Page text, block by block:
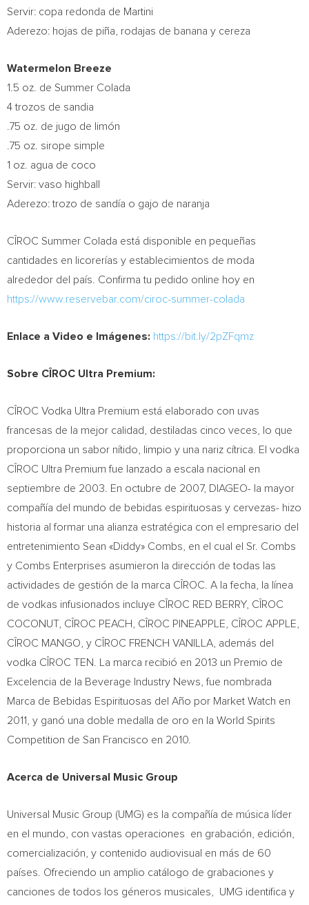
Servir: copa redonda de Martini
Aderezo: hojas de piña, rodajas de banana y cereza
Watermelon Breeze
1.5 oz. de Summer Colada
4 trozos de sandia
.75 oz. de jugo de limón
.75 oz. sirope simple
1 oz. agua de coco
Servir: vaso highball
Aderezo: trozo de sandía o gajo de naranja
CÎROC Summer Colada está disponible en pequeñas
cantidades en licorerías y establecimientos de moda
alrededor del país. Confirma tu pedido online hoy en
https://www.reservebar.com/ciroc-summer-colada
Enlace a Video e Imágenes: https://bit.ly/2pZFqmz
Sobre C ROC Ultra Premium:
CÎROC Vodka Ultra Premium está elaborado con uvas
francesas de la mejor calidad, destiladas cinco veces, lo que
proporciona un sabor nítido, limpio y una nariz cítrica. El vodka
CÎROC Ultra Premium fue lanzado a escala nacional en
septiembre de 2003. En octubre de 2007, DIAGEO- la mayor
compañía del mundo de bebidas espirituosas y cervezas- hizo
historia al formar una alianza estratégica con el empresario del
entretenimiento Sean «Diddy» Combs, en el cual el Sr. Combs
y Combs Enterprises asumieron la dirección de todas las
actividades de gestión de la marca CÎROC. A la fecha, la línea
de vodkas infusionados incluye CÎROC RED BERRY, CÎROC
COCONUT, CÎROC PEACH, CÎROC PINEAPPLE, CÎROC APPLE,
CÎROC MANGO, y CÎROC FRENCH VANILLA, además del
vodka CÎROC TEN. La marca recibió en 2013 un Premio de
Excelencia de la Beverage Industry News, fue nombrada
Marca de Bebidas Espirituosas del Año por Market Watch en
2011, y ganó una doble medalla de oro en la World Spirits
Competition de San Francisco en 2010.
Acerca de Universal Music Group
Universal Music Group (UMG) es la compañía de música líder
en el mundo, con vastas operaciones en grabación, edición,
comercialización, y contenido audiovisual en más de 60
países. Ofreciendo un amplio catálogo de grabaciones y
canciones de todos los géneros musicales, UMG identifica y